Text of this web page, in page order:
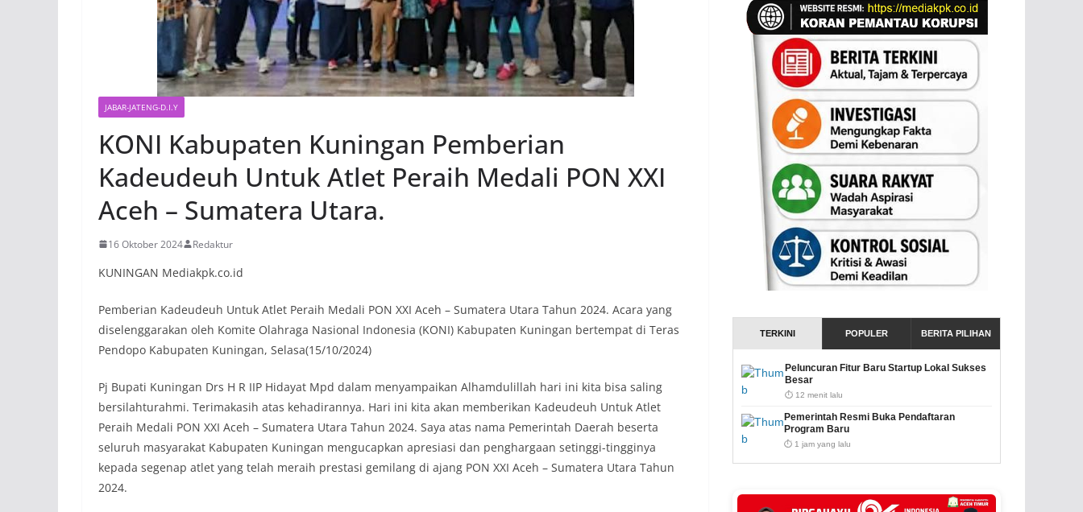
JABAR-JATENG-D.I.Y
KONI Kabupaten Kuningan Pemberian
Kadeudeuh Untuk Atlet Peraih Medali PON XXI
Aceh – Sumatera Utara.
16 Oktober 2024 Redaktur
KUNINGAN Mediakpk.co.id
Pemberian Kadeudeuh Untuk Atlet Peraih Medali PON XXI Aceh – Sumatera Utara Tahun 2024. Acara yang
diselenggarakan oleh Komite Olahraga Nasional Indonesia (KONI) Kabupaten Kuningan bertempat di Teras
Pendopo Kabupaten Kuningan, Selasa(15/10/2024)
Pj Bupati Kuningan Drs H R IIP Hidayat Mpd dalam menyampaikan Alhamdulillah hari ini kita bisa saling
bersilahturahmi. Terimakasih atas kehadirannya. Hari ini kita akan memberikan Kadeudeuh Untuk Atlet
Peraih Medali PON XXI Aceh – Sumatera Utara Tahun 2024. Saya atas nama Pemerintah Daerah beserta
seluruh masyarakat Kabupaten Kuningan mengucapkan apresiasi dan penghargaan setinggi-tingginya
kepada segenap atlet yang telah meraih prestasi gemilang di ajang PON XXI Aceh – Sumatera Utara Tahun
2024.
TERKINI POPULER BERITA PILIHAN
Peluncuran Fitur Baru Startup Lokal Sukses
Besar
⏱️ 12 menit lalu
Pemerintah Resmi Buka Pendaftaran
Program Baru
⏱️ 1 jam yang lalu